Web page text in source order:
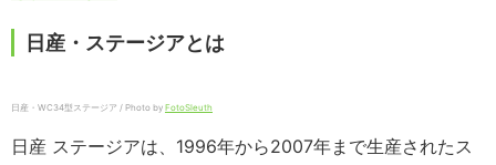
日産・ステージアとは
日産・WC34型ステージア / Photo by FotoSleuth
日産 ステージアは、1996年から2007年まで生産されたス